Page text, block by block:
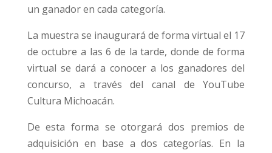
un ganador en cada categoría.
La muestra se inaugurará de forma virtual el 17
de octubre a las 6 de la tarde, donde de forma
virtual se dará a conocer a los ganadores del
concurso, a través del canal de YouTube
Cultura Michoacán.
De esta forma se otorgará dos premios de
adquisición en base a dos categorías. En la